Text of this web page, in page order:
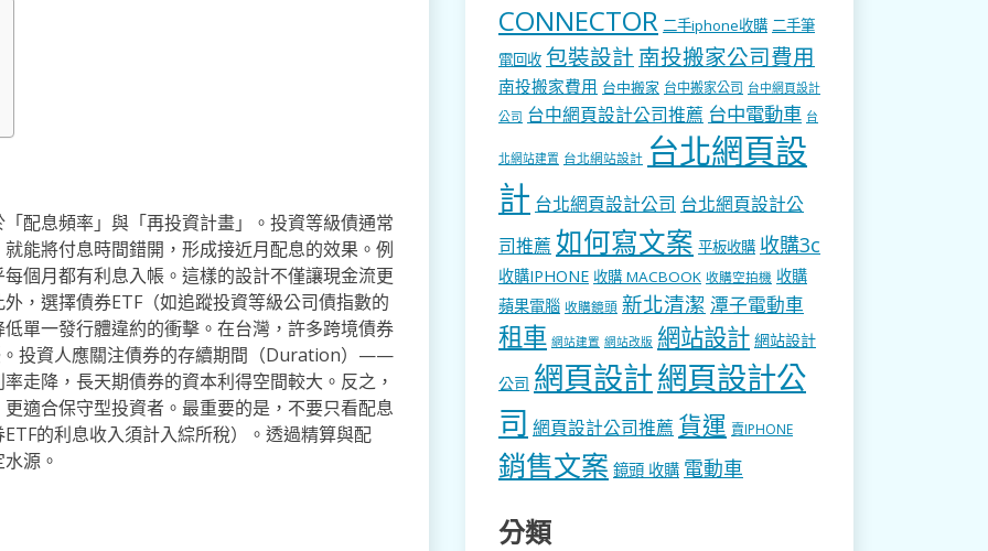
配息頻率」與「再投資計畫」。投資等級債通常
能將付息時間錯開，形成接近月配息的效果。例
個月都有利息入帳。這樣的設計不僅讓現金流更
，選擇債券ETF（如追蹤投資等級公司債指數的
單一發行體違約的衝擊。在台灣，許多跨境債券
。投資人應關注債券的存續期間（Duration）——
走降，長天期債券的資本利得空間較大。反之，
適合保守型投資者。最重要的是，不要只看配息
的利息收入須計入綜所稅）。透過精算與配
源。
CONNECTOR 二手iphone收購 二手筆
電回收 包裝設計 南投搬家公司費用
南投搬家費用 台中搬家 台中搬家公司 台中網頁設計
公司 台中網頁設計公司推薦 台中電動車 台
北網站建置 台北網站設計 台北網頁設
計 台北網頁設計公司 台北網頁設計公
司推薦 如何寫文案 平板收購 收購3c
收購IPHONE 收購 MACBOOK 收購空拍機 收購
蘋果電腦 收購鏡頭 新北清潔 潭子電動車
租車 網站建置 網站改版 網站設計 網站設計
公司 網頁設計網頁設計公
司 網頁設計公司推薦 貨運 賣IPHONE
銷售文案 鏡頭 收購 電動車
分類